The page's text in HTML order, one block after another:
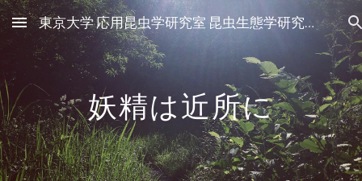
Skip to main content Skip to navigation
東京大学 応用昆虫学研究室 昆虫生態学研究グループ
妖精は近所に